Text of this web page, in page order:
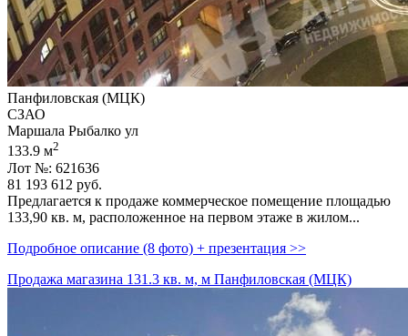
Панфиловская (МЦК)
СЗАО
Маршала Рыбалко ул
133.9 м2
Лот №: 621636
81 193 612 руб.
Предлагается к продаже коммерческое помещение площадью
133,­90 кв. м,­ расположенное на первом этаже в жилом...
Подробное описание (8 фото) + презентация >>
Продажа магазина 131.3 кв. м, м Панфиловская (МЦК)